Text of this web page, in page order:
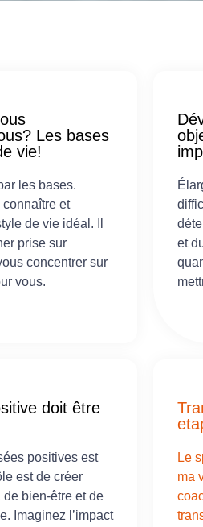
Les bases
vie!
les bases.
et
de vie idéal. Il
prise sur
concentrer sur
vous.
et
doit être
positives est
est de créer
bien-être et de
Imaginez l’impact
Le
ma